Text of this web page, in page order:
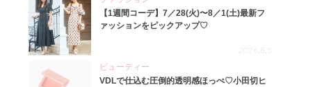
【1週間コーデ】7／28(火)〜8／1(土)最新フ
ァッションをピックアップ♡
2026.8.5
ビューティー
VDLで仕込む圧倒的透明感ほっぺ♡小田切ヒ